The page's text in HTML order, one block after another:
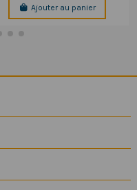
Ajouter au panier